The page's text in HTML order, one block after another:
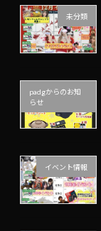
未分類
padgからのお知
らせ
イベント情報